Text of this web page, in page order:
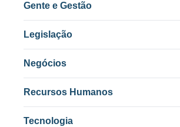
Gente e Gestão
Legislação
Negócios
Recursos Humanos
Tecnologia